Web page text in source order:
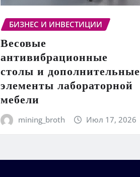
БИЗНЕС И ИНВЕСТИЦИИ
Весовые
антивибрационные
столы и дополнительные
элементы лабораторной
мебели
mining_broth Июл 17, 2026